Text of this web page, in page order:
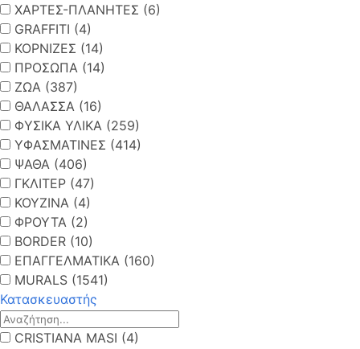
ΧΑΡΤΕΣ-ΠΛΑΝΗΤΕΣ (6)
GRAFFITI (4)
ΚΟΡΝΙΖΕΣ (14)
ΠΡΟΣΩΠΑ (14)
ΖΩΑ (387)
ΘΑΛΑΣΣΑ (16)
ΦΥΣΙΚΑ ΥΛΙΚΑ (259)
ΥΦΑΣΜΑΤΙΝΕΣ (414)
ΨΑΘΑ (406)
ΓΚΛΙΤΕΡ (47)
ΚΟΥΖΙΝΑ (4)
ΦΡΟΥΤΑ (2)
BORDER (10)
ΕΠΑΓΓΕΛΜΑΤΙΚΑ (160)
MURALS (1541)
Κατασκευαστής
CRISTIANA MASI (4)